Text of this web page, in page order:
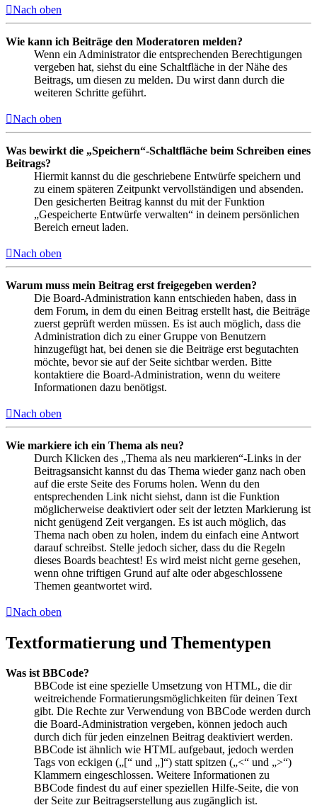
Nach oben
Wie kann ich Beiträge den Moderatoren melden?
Wenn ein Administrator die entsprechenden Berechtigungen
vergeben hat, siehst du eine Schaltfläche in der Nähe des
Beitrags, um diesen zu melden. Du wirst dann durch die
weiteren Schritte geführt.
Nach oben
Was bewirkt die „Speichern“-Schaltfläche beim Schreiben eines
Beitrags?
Hiermit kannst du die geschriebene Entwürfe speichern und
zu einem späteren Zeitpunkt vervollständigen und absenden.
Den gesicherten Beitrag kannst du mit der Funktion
„Gespeicherte Entwürfe verwalten“ in deinem persönlichen
Bereich erneut laden.
Nach oben
Warum muss mein Beitrag erst freigegeben werden?
Die Board-Administration kann entschieden haben, dass in
dem Forum, in dem du einen Beitrag erstellt hast, die Beiträge
zuerst geprüft werden müssen. Es ist auch möglich, dass die
Administration dich zu einer Gruppe von Benutzern
hinzugefügt hat, bei denen sie die Beiträge erst begutachten
möchte, bevor sie auf der Seite sichtbar werden. Bitte
kontaktiere die Board-Administration, wenn du weitere
Informationen dazu benötigst.
Nach oben
Wie markiere ich ein Thema als neu?
Durch Klicken des „Thema als neu markieren“-Links in der
Beitragsansicht kannst du das Thema wieder ganz nach oben
auf die erste Seite des Forums holen. Wenn du den
entsprechenden Link nicht siehst, dann ist die Funktion
möglicherweise deaktiviert oder seit der letzten Markierung ist
nicht genügend Zeit vergangen. Es ist auch möglich, das
Thema nach oben zu holen, indem du einfach eine Antwort
darauf schreibst. Stelle jedoch sicher, dass du die Regeln
dieses Boards beachtest! Es wird meist nicht gerne gesehen,
wenn ohne triftigen Grund auf alte oder abgeschlossene
Themen geantwortet wird.
Nach oben
Textformatierung und Thementypen
Was ist BBCode?
BBCode ist eine spezielle Umsetzung von HTML, die dir
weitreichende Formatierungsmöglichkeiten für deinen Text
gibt. Die Rechte zur Verwendung von BBCode werden durch
die Board-Administration vergeben, können jedoch auch
durch dich für jeden einzelnen Beitrag deaktiviert werden.
BBCode ist ähnlich wie HTML aufgebaut, jedoch werden
Tags von eckigen („[“ und „]“) statt spitzen („<“ und „>“)
Klammern eingeschlossen. Weitere Informationen zu
BBCode findest du auf einer speziellen Hilfe-Seite, die von
der Seite zur Beitragserstellung aus zugänglich ist.